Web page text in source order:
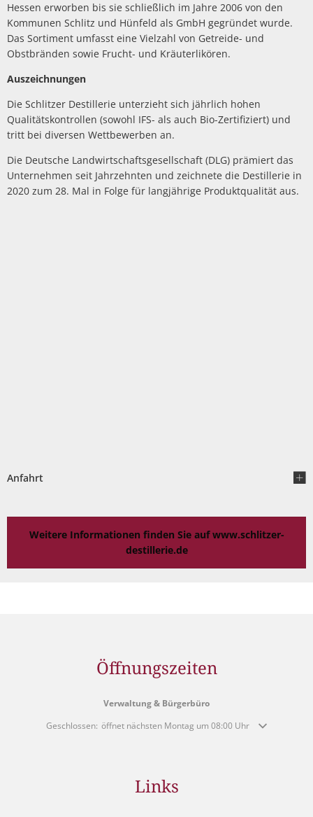
Hessen erworben bis sie schließlich im Jahre 2006 von den
Kommunen Schlitz und Hünfeld als GmbH gegründet wurde.
Das Sortiment umfasst eine Vielzahl von Getreide- und
Obstbränden sowie Frucht- und Kräuterlikören.
Auszeichnungen
Die Schlitzer Destillerie unterzieht sich jährlich hohen
Qualitätskontrollen (sowohl IFS- als auch Bio-Zertifiziert) und
tritt bei diversen Wettbewerben an.
Die Deutsche Landwirtschaftsgesellschaft (DLG) prämiert das
Unternehmen seit Jahrzehnten und zeichnete die Destillerie in
2020 zum 28. Mal in Folge für langjährige Produktqualität aus.
Anfahrt
Weitere Informationen finden Sie auf www.schlitzer-
destillerie.de
Öffnungszeiten
Verwaltung & Bürgerbüro
Klicken, um weitere Öffnungs- oder Schließzeiten auszublenden
Geschlossen: öffnet nächsten Montag um 08:00 Uhr
Links